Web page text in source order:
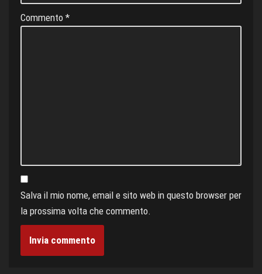
Commento *
Salva il mio nome, email e sito web in questo browser per
la prossima volta che commento.